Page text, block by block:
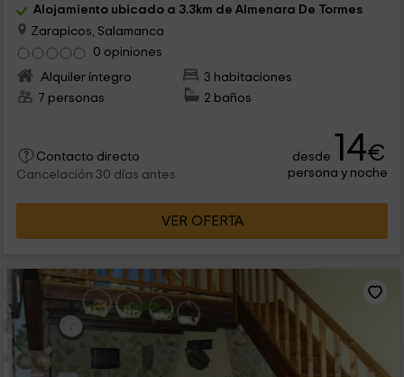
Alojamiento ubicado a 3.3km de Almenara De Tormes
Zarapicos, Salamanca
0 opiniones
Alquiler íntegro
3 habitaciones
7 personas
2 baños
Contacto directo
Cancelación 30 días antes
desde 14€
persona y noche
VER OFERTA